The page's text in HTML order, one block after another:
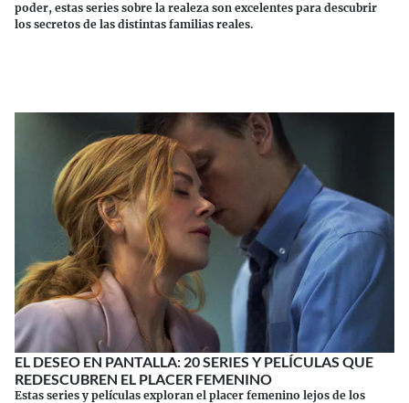
poder, estas series sobre la realeza son excelentes para descubrir
los secretos de las distintas familias reales.
EL DESEO EN PANTALLA: 20 SERIES Y PELÍCULAS QUE
REDESCUBREN EL PLACER FEMENINO
Estas series y películas exploran el placer femenino lejos de los